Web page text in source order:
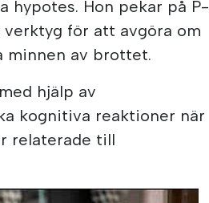
hypotes. Hon pekar på P-
för att avgöra om
minnen av brottet.
hjälp av
kognitiva reaktioner när
relaterade till